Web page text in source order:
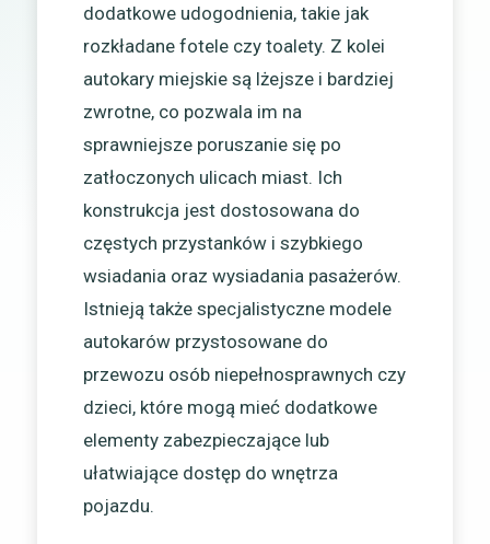
dodatkowe udogodnienia, takie jak
rozkładane fotele czy toalety. Z kolei
autokary miejskie są lżejsze i bardziej
zwrotne, co pozwala im na
sprawniejsze poruszanie się po
zatłoczonych ulicach miast. Ich
konstrukcja jest dostosowana do
częstych przystanków i szybkiego
wsiadania oraz wysiadania pasażerów.
Istnieją także specjalistyczne modele
autokarów przystosowane do
przewozu osób niepełnosprawnych czy
dzieci, które mogą mieć dodatkowe
elementy zabezpieczające lub
ułatwiające dostęp do wnętrza
pojazdu.